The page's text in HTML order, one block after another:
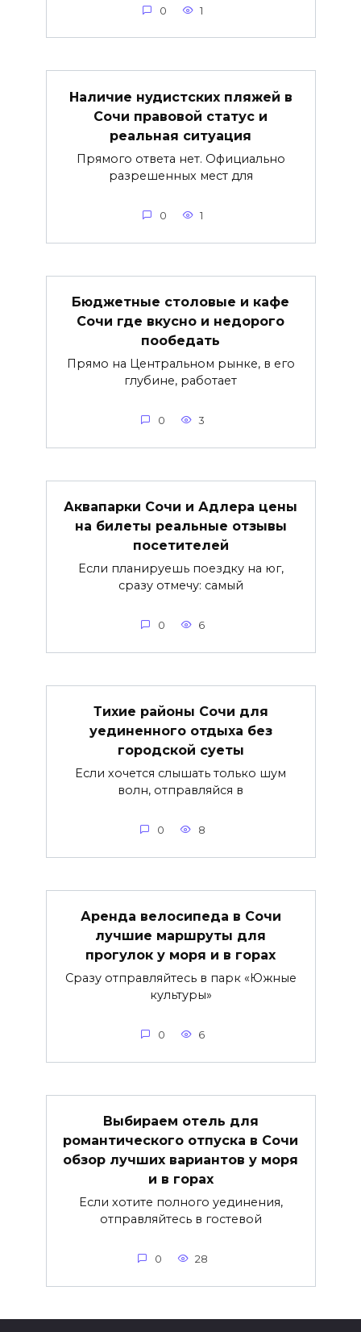
0 1
Наличие нудистских пляжей в
Сочи правовой статус и
реальная ситуация
Прямого ответа нет. Официально
разрешенных мест для
0 1
Бюджетные столовые и кафе
Сочи где вкусно и недорого
пообедать
Прямо на Центральном рынке, в его
глубине, работает
0 3
Аквапарки Сочи и Адлера цены
на билеты реальные отзывы
посетителей
Если планируешь поездку на юг,
сразу отмечу: самый
0 6
Тихие районы Сочи для
уединенного отдыха без
городской суеты
Если хочется слышать только шум
волн, отправляйся в
0 8
Аренда велосипеда в Сочи
лучшие маршруты для
прогулок у моря и в горах
Сразу отправляйтесь в парк «Южные
культуры»
0 6
Выбираем отель для
романтического отпуска в Сочи
обзор лучших вариантов у моря
и в горах
Если хотите полного уединения,
отправляйтесь в гостевой
0 28